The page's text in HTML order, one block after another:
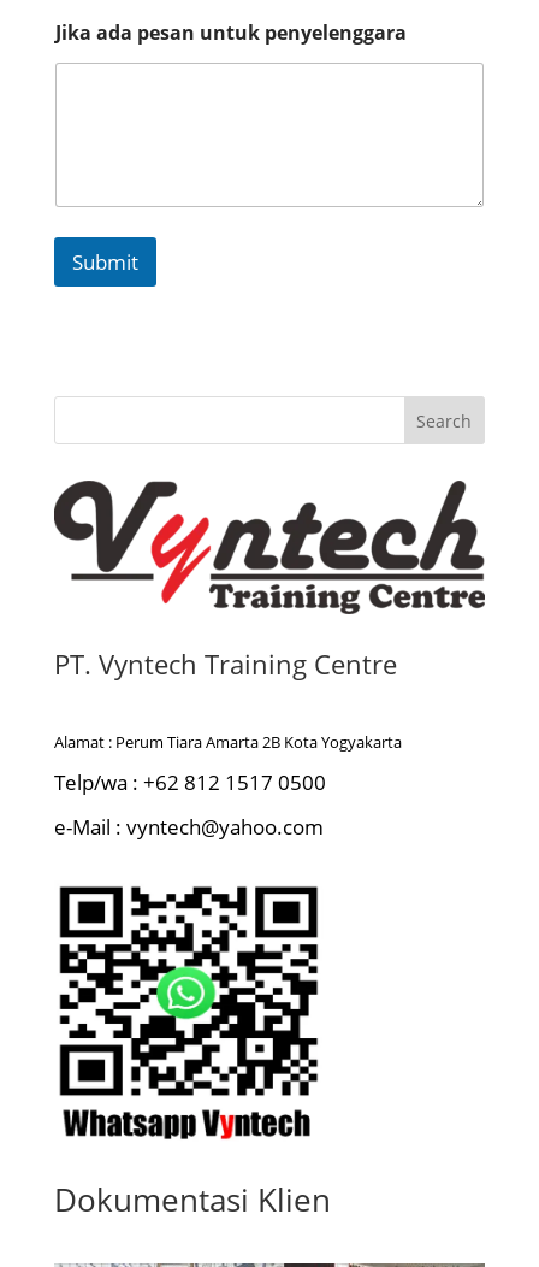
h
*
Jika ada pesan untuk penyelenggara
Submit
Search
PT. Vyntech Training Centre
Alamat : Perum Tiara Amarta 2B Kota Yogyakarta
Telp/wa : +62 812 1517 0500
e-Mail : vyntech@yahoo.com
Dokumentasi Klien